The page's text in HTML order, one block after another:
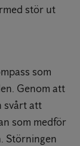
stör ut
som
Genom att
svårt att
som medför
Störningen